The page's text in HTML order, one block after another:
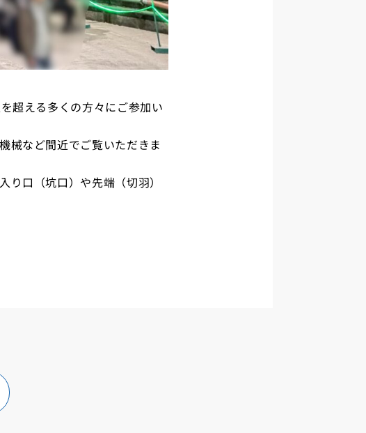
超える多くの方々にご参加い
械など間近でご覧いただきま
口（坑口）や先端（切羽）